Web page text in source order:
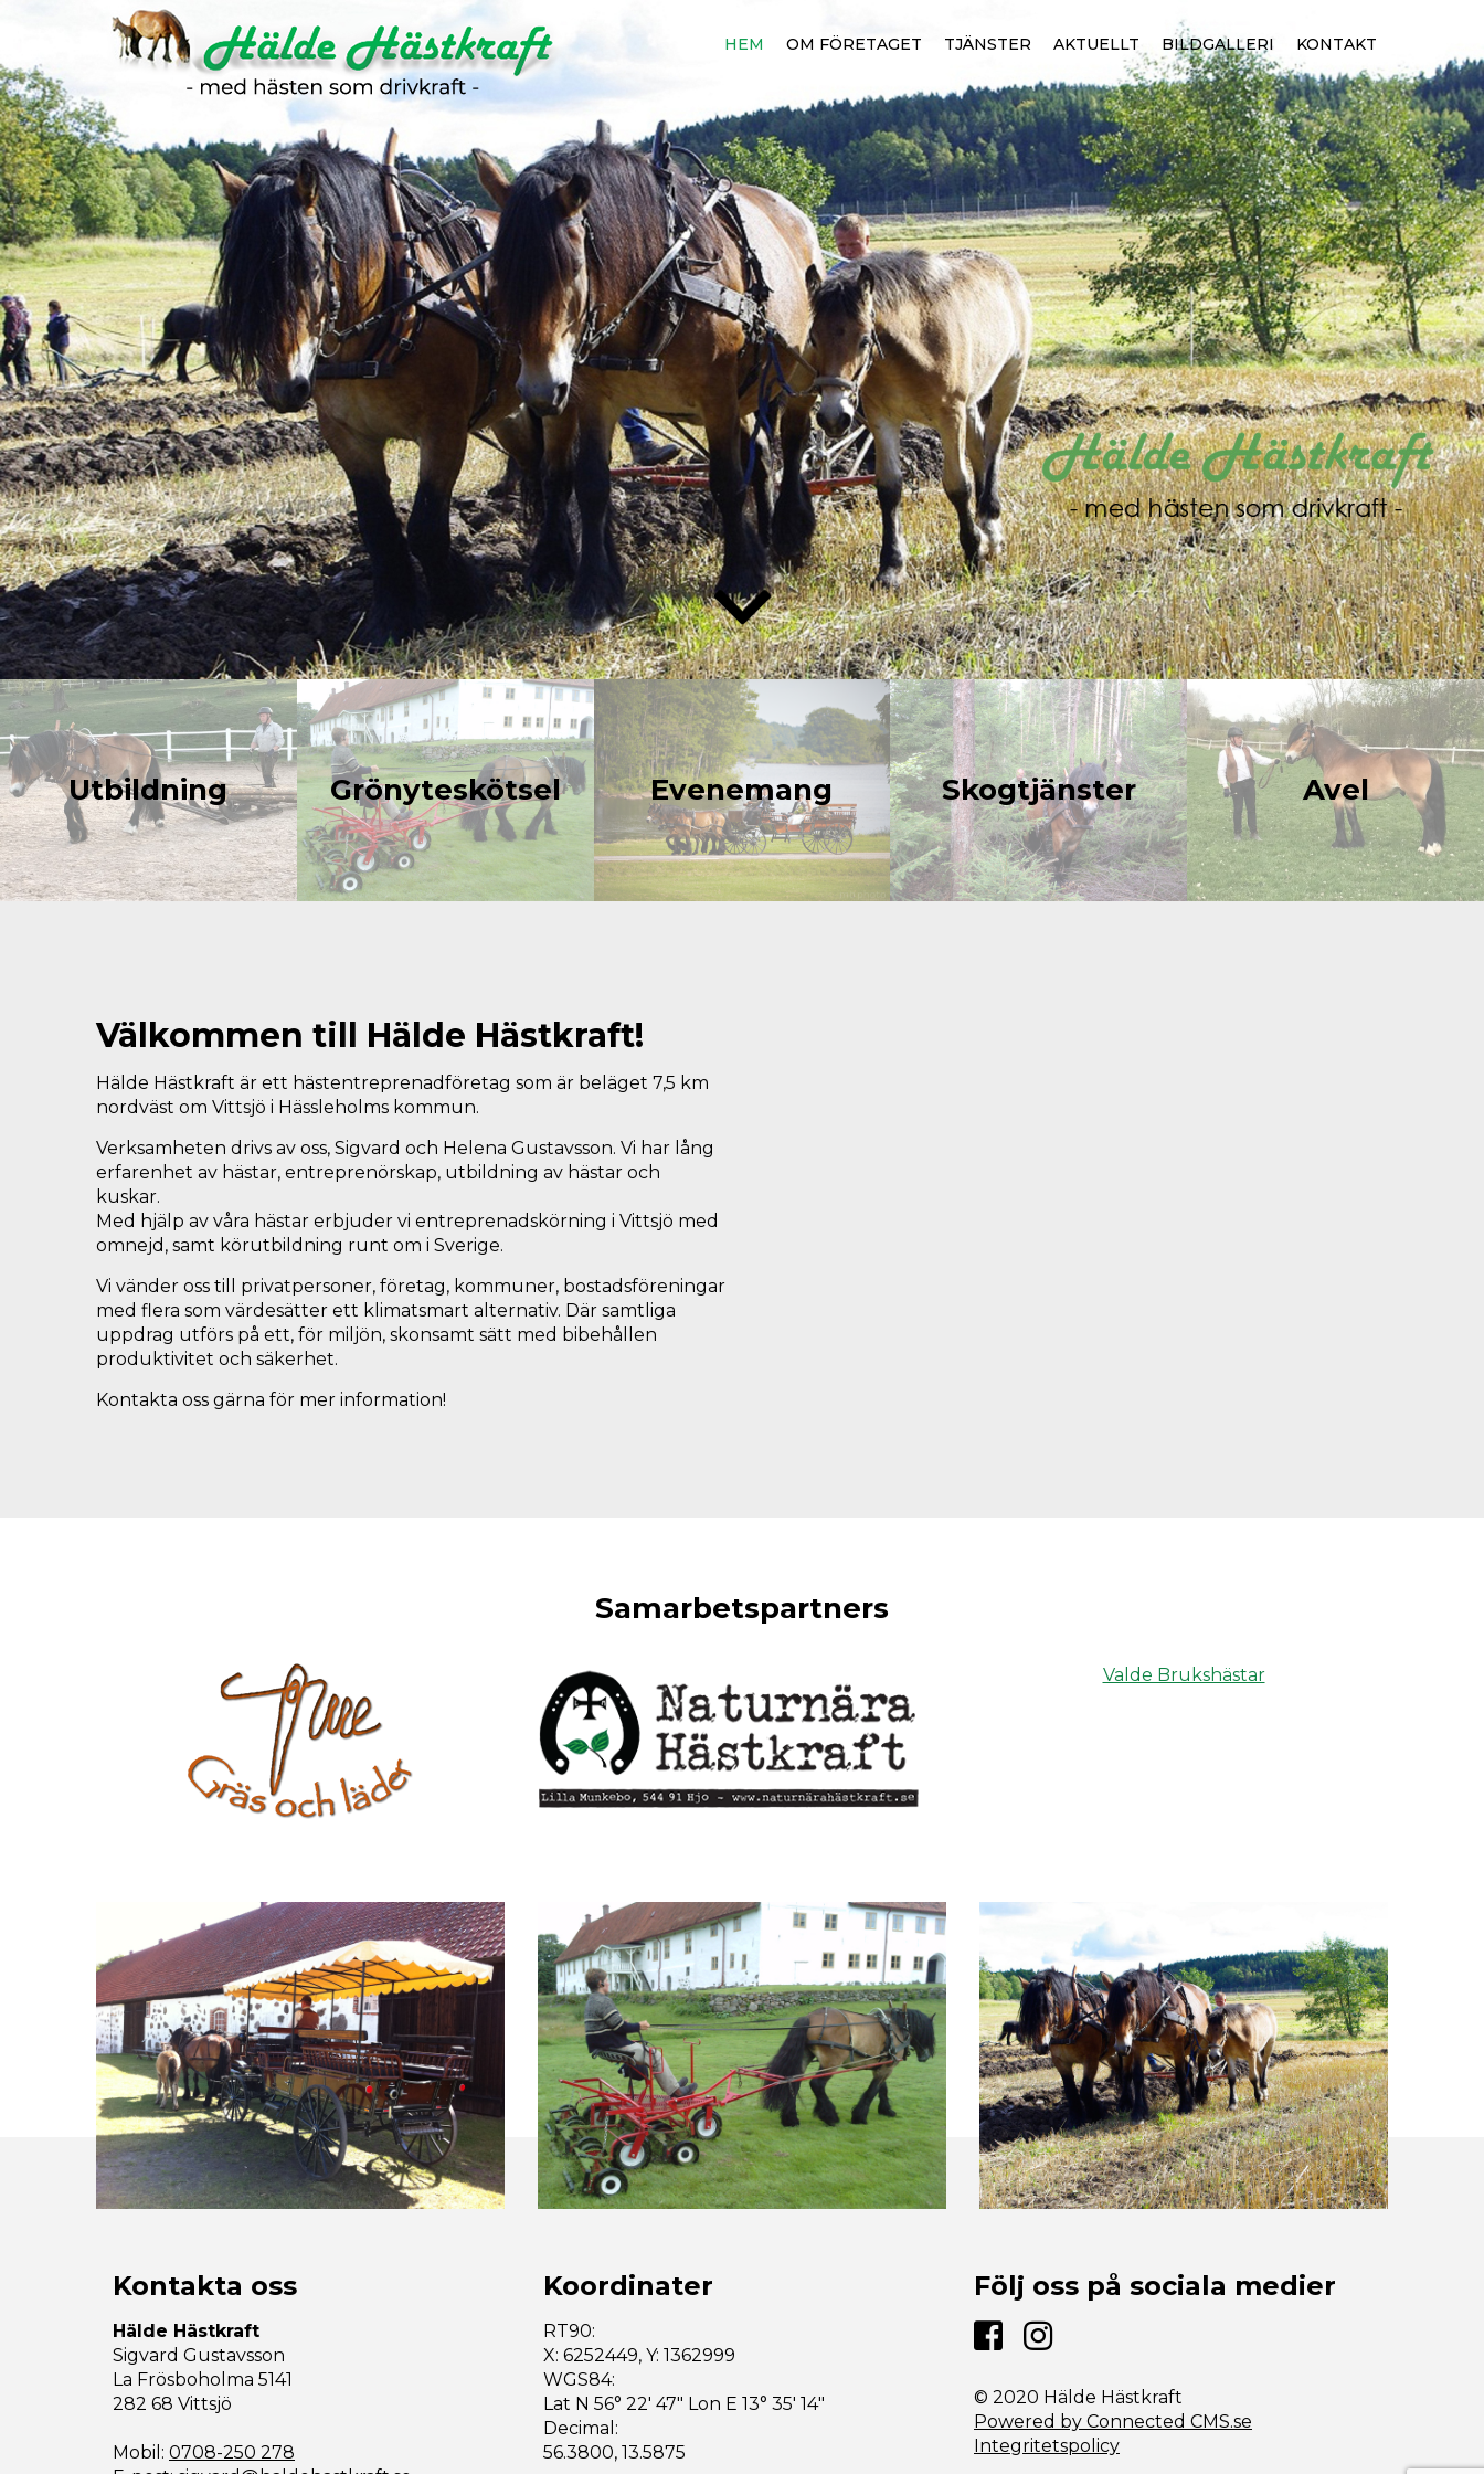
HEM OM FÖRETAGET TJÄNSTER AKTUELLT BILDGALLERI KONTAKT
Utbildning Grönyteskötsel Evenemang Skogtjänster Avel
Välkommen till Hälde Hästkraft!
Hälde Hästkraft är ett hästentreprenadföretag som är beläget 7,5 km
nordväst om Vittsjö i Hässleholms kommun.
Verksamheten drivs av oss, Sigvard och Helena Gustavsson. Vi har lång
erfarenhet av hästar, entreprenörskap, utbildning av hästar och
kuskar.
Med hjälp av våra hästar erbjuder vi entreprenadskörning i Vittsjö med
omnejd, samt körutbildning runt om i Sverige.
Vi vänder oss till privatpersoner, företag, kommuner, bostadsföreningar
med flera som värdesätter ett klimatsmart alternativ. Där samtliga
uppdrag utförs på ett, för miljön, skonsamt sätt med bibehållen
produktivitet och säkerhet.
Kontakta oss gärna för mer information!
Samarbetspartners
Valde Brukshästar
Kontakta oss
Hälde Hästkraft
Sigvard Gustavsson
La Frösboholma 5141
282 68 Vittsjö
Mobil: 0708-250 278
Koordinater
RT90:
X: 6252449, Y: 1362999
WGS84:
Lat N 56° 22′ 47″ Lon E 13° 35′ 14″
Decimal:
56.3800, 13.5875
Följ oss på sociala medier
© 2020 Hälde Hästkraft
Powered by Connected CMS.se
Integritetspolicy